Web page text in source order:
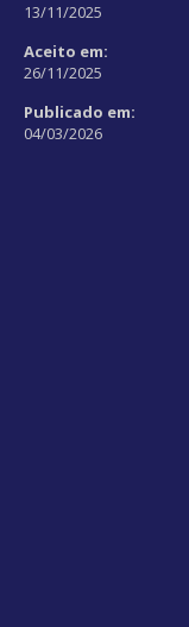
13/11/2025
Aceito em:
26/11/2025
Publicado em:
04/03/2026